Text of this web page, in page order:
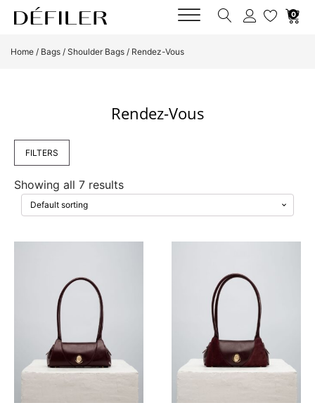
0
Home / Bags / Shoulder Bags / Rendez-Vous
Rendez-Vous
FILTERS
Showing all 7 results